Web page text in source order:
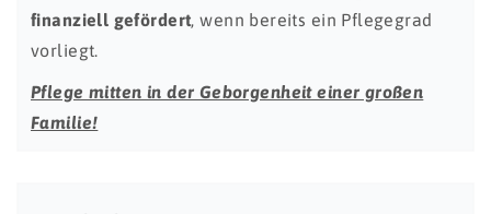
finanziell gefördert , wenn bereits ein Pflegegrad
vorliegt.
Pflege mitten in der Geborgenheit einer großen
Familie!